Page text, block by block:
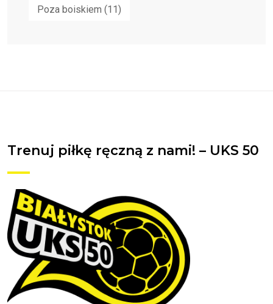
Poza boiskiem (11)
Trenuj piłkę ręczną z nami! – UKS 50